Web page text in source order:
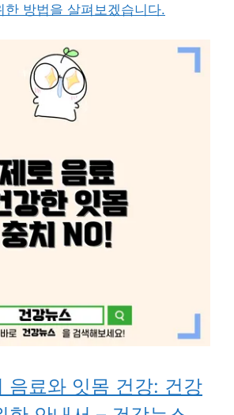
한 방법을 살펴보겠습니다.
음료와 잇몸 건강: 건강